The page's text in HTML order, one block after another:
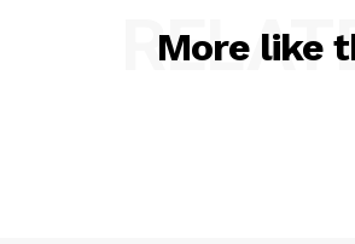
More like